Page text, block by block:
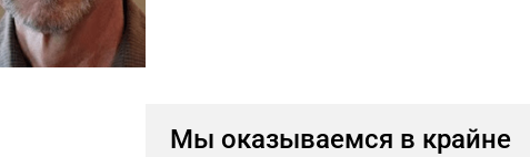
Мы оказываемся в крайне